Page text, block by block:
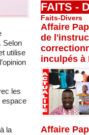
Selon
utilise
les
espace
la
FAITS -
Faits-Divers
Affaire
de
inculpés à
Affaire